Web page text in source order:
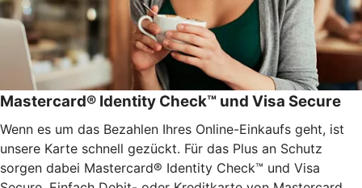
Mastercard® Identity Check™ und Visa Secure
Wenn es um das Bezahlen Ihres Online-Einkaufs geht, ist
unsere Karte schnell gezückt. Für das Plus an Schutz
sorgen dabei Mastercard® Identity Check™ und Visa